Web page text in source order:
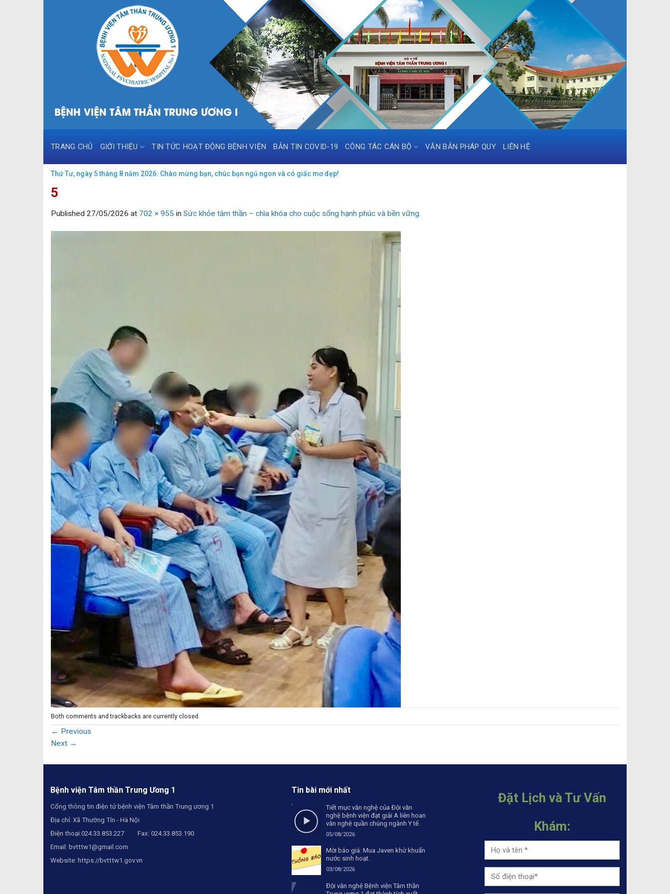
TRANG CHỦ GIỚI THIỆU TIN TỨC HOẠT ĐỘNG BỆNH VIỆN BẢN TIN COVID-19 CÔNG TÁC CÁN BỘ VĂN BẢN PHÁP QUY LIÊN HỆ
Thứ Tư, ngày 5 tháng 8 năm 2026. Chào mừng bạn, chúc bạn ngủ ngon và có giấc mơ đẹp!
5
Published 27/05/2026 at 702 × 955 in Sức khỏe tâm thần – chìa khóa cho cuộc sống hạnh phúc và bền vững.
Both comments and trackbacks are currently closed.
← Previous
Next →
Bệnh viện Tâm thần Trung Ương 1
Cổng thông tin điện tử bệnh viện Tâm thần Trung ương 1
Địa chỉ: Xã Thường Tín - Hà Nội
Điện thoại:024.33.853.227 Fax: 024.33.853.190
Email: bvtttw1@gmail.com
Website: https://bvtttw1.gov.vn
Tin bài mới nhất
Tiết mục văn nghệ của Đội văn
nghệ bệnh viện đạt giải A liên hoan
văn nghệ quần chúng ngành Y tế.
05/08/2026
Mời báo giá: Mua Javen khử khuẩn
nước sinh hoạt.
03/08/2026
Đội văn nghệ Bệnh viện Tâm thần
Đặt Lịch và Tư Vấn
Khám: